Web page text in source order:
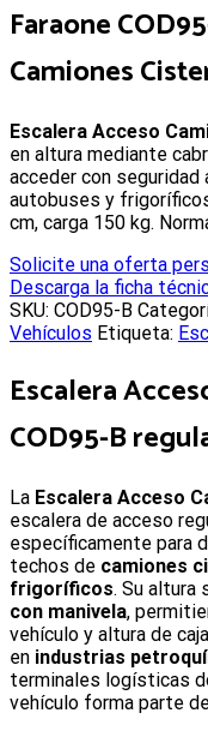
Faraone
Camiones
Escalera Acceso
en altura mediante
acceder con
autobuses y
cm, carga 150 kg.
Solicite una oferta
Descarga la ficha
SKU: COD95-B
Vehículos Etiqueta:
Escalera
COD95-B
La Escalera Acceso
escalera de acceso
específicamente para
techos de camiones
frigoríficos. Su altura
con manivela,
vehículo y altura de
en industrias
terminales logísticas
vehículo forma parte